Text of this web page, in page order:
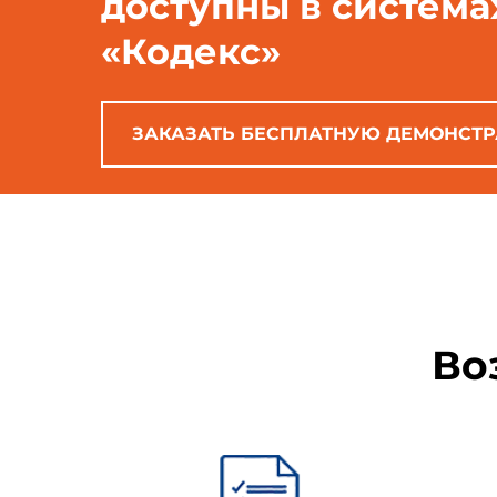
Установленные термины
понятия установлен один
краткие формы, которые
первичной обработки
Фискальные данные
правильного исчисления
Фискальные функции
«Кодекс»
ЗАКАЗАТЬ БЕСПЛАТНУЮ